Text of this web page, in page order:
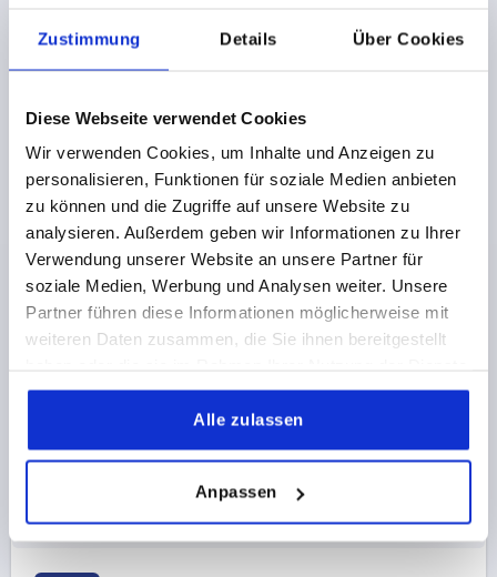
Zustimmung Details Über Cookies
Diese Webseite verwendet Cookies
Wir verwenden Cookies, um Inhalte und Anzeigen zu
personalisieren, Funktionen für soziale Medien anbieten
zu können und die Zugriffe auf unsere Website zu
analysieren. Außerdem geben wir Informationen zu Ihrer
Verwendung unserer Website an unsere Partner für
soziale Medien, Werbung und Analysen weiter. Unsere
Partner führen diese Informationen möglicherweise mit
weiteren Daten zusammen, die Sie ihnen bereitgestellt
gesammelt haben.
Alle zulassen
Anpassen
zzgl. Versandkosten
SCHARNIER SCHWEIßBAR FORM:A 20X120, D=16,
STAHL, KOMP:STAHL
LÄNGE=20 BREITE=120
FORM=A
zzgl. Versandkosten